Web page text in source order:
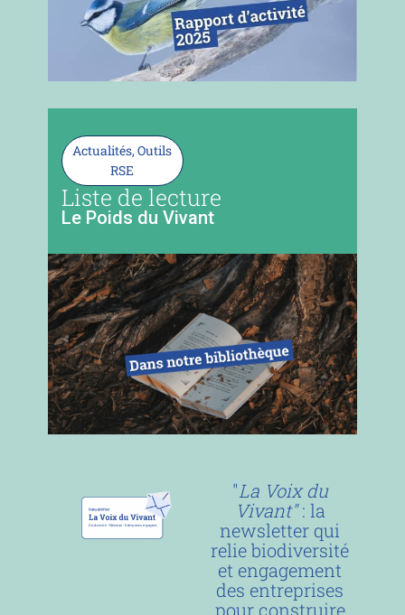
Actualités,Outils
RSE
Liste de lecture
Le Poids du Vivant
"La Voix du
Vivant": la
newsletter qui
relie biodiversité
et engagement
des entreprises
pour construire